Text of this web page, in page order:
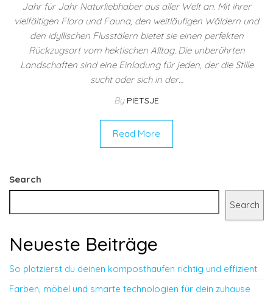
Jahr für Jahr Naturliebhaber aus aller Welt an. Mit ihrer
vielfältigen Flora und Fauna, den weitläufigen Wäldern und
den idyllischen Flusstälern bietet sie einen perfekten
Rückzugsort vom hektischen Alltag. Die unberührten
Landschaften sind eine Einladung für jeden, der die Stille
sucht oder sich in der…
By PIETSJE
Read More
Search
Search
Neueste Beiträge
So platzierst du deinen komposthaufen richtig und effizient
Farben, möbel und smarte technologien für dein zuhause